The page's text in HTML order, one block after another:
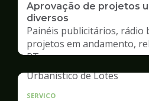
Aprovação de projetos
diversos
Painéis publicitários, rádio
projetos em andamento,
RT
SERVICO